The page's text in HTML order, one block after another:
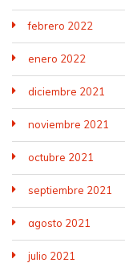
febrero 2022
enero 2022
diciembre 2021
noviembre 2021
octubre 2021
septiembre 2021
agosto 2021
julio 2021